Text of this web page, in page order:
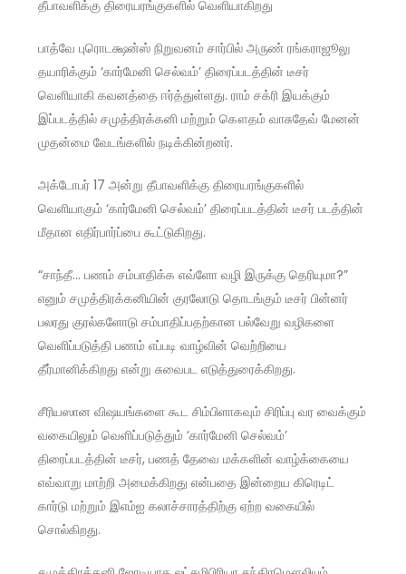
தீபாவளிக்கு திரையரங்குகளில் வெளியாகிறது
பாத்வே புரொடக்ஷன்ஸ் நிறுவனம் சார்பில் அருண் ரங்கராஜூலு
தயாரிக்கும் ‘கார்மேனி செல்வம்’ திரைப்படத்தின் டீசர்
வெளியாகி கவனத்தை ஈர்த்துள்ளது. ராம் சக்ரி இயக்கும்
இப்படத்தில் சமுத்திரக்கனி மற்றும் கௌதம் வாசுதேவ் மேனன்
முதன்மை வேடங்களில் நடிக்கின்றனர்.
அக்டோபர் 17 அன்று தீபாவளிக்கு திரையரங்குகளில்
வெளியாகும் ‘கார்மேனி செல்வம்’ திரைப்படத்தின் டீசர் படத்தின்
மீதான எதிர்பார்ப்பை கூட்டுகிறது.
“சாந்தீ… பணம் சம்பாதிக்க எவ்ளோ வழி இருக்கு தெரியுமா?”
எனும் சமுத்திரக்கனியின் குரலோடு தொடங்கும் டீசர் பின்னர்
பலரது குரல்களோடு சம்பாதிப்பதற்கான பல்வேறு வழிகளை
வெளிப்படுத்தி பணம் எப்படி வாழ்வின் வெற்றியை
தீர்மானிக்கிறது என்று சுவைபட எடுத்துரைக்கிறது.
சீரியஸான விஷயங்களை கூட சிம்பிளாகவும் சிரிப்பு வர வைக்கும்
வகையிலும் வெளிப்படுத்தும் ‘கார்மேனி செல்வம்’
திரைப்படத்தின் டீசர், பணத் தேவை மக்களின் வாழ்க்கையை
எவ்வாறு மாற்றி அமைக்கிறது என்பதை இன்றைய கிரெடிட்
கார்டு மற்றும் இஎம்ஐ கலாச்சாரத்திற்கு ஏற்ற வகையில்
சொல்கிறது.